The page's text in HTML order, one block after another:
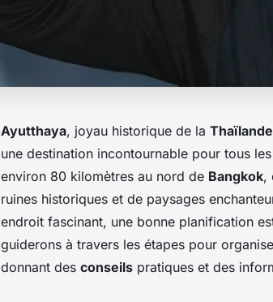
Ayutthaya, joyau historique de la Thaïlande
une destination incontournable pour tous
environ 80 kilomètres au nord de Bangkok,
ruines historiques et de paysages
endroit fascinant, une bonne planification
guiderons à travers les étapes pour
donnant des conseils pratiques et des